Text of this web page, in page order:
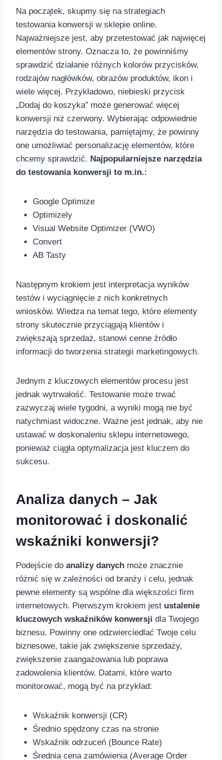
Na początek,⁤ skupmy się na strategiach
testowania konwersji w sklepie online.
Najważniejsze jest, aby przetestować ⁣jak najwięcej
elementów strony. Oznacza ⁢to, że powinniśmy
sprawdzić działanie różnych kolorów przycisków,
rodzajów nagłówków, obrazów produktów, ikon‍ i
wiele więcej. Przykładowo, niebieski przycisk
„Dodaj do koszyka” może generować więcej
konwersji niż czerwony. Wybierając odpowiednie
narzędzia​ do testowania, pamiętajmy, że powinny
one umożliwiać personalizację elementów, które
chcemy sprawdzić.‌ Najpopularniejsze narzędzia
do testowania konwersji ‌to m.in.:
Google Optimize
Optimizely
Visual Website ⁢Optimizer (VWO)
Convert
AB Tasty
Następnym krokiem⁣ jest interpretacja​ wyników
testów i wyciągnięcie z nich konkretnych
wniosków. Wiedza⁣ na temat tego, ⁢które ⁣elementy
strony skutecznie przyciągają⁤ klientów i
zwiększają sprzedaż, stanowi cenne źródło
informacji do tworzenia strategii marketingowych.
Jednym z kluczowych elementów procesu jest
jednak wytrwałość. Testowanie może trwać
zazwyczaj ⁣wiele tygodni, a wyniki mogą nie być
natychmiast widoczne. Ważne jest jednak, aby nie
ustawać w doskonaleniu sklepu internetowego,
ponieważ ciągła optymalizacja jest kluczem do
sukcesu.
Analiza danych – Jak
monitorować i doskonalić
wskaźniki konwersji?
Podejście do analizy danych może znacznie
⁤różnić się w zależności od branży i celu, jednak
pewne elementy są wspólne dla większości firm
internetowych. Pierwszym krokiem jest ustalenie​
kluczowych wskaźników ⁣konwersji dla Twojego
biznesu. Powinny one odzwierciedlać⁢ Twoje celu
biznesowe, ⁣takie jak⁢ zwiększenie sprzedaży,
zwiększenie zaangażowania lub poprawa
zadowolenia klientów. Datami, które warto
monitorować, mogą być na przykład:
Wskaźnik‍ konwersji (CR)
Średnio spędzony czas‍ na‌ stronie
Wskaźnik odrzuceń (Bounce Rate)
Średnia cena ⁣zamówienia (Average Order‍